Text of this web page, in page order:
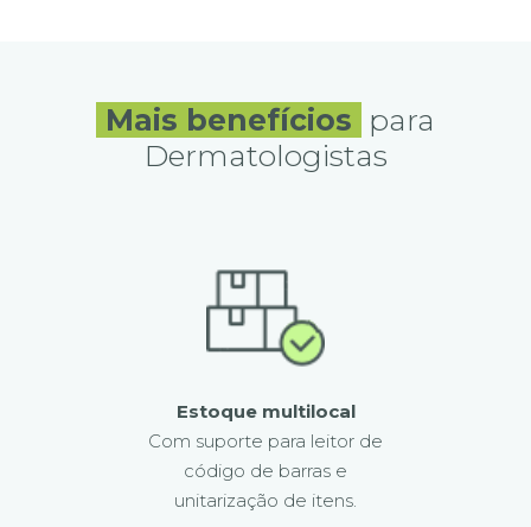
Mais benefícios para
Dermatologistas
Estoque multilocal
Com suporte para leitor de
código de barras e
unitarização de itens.